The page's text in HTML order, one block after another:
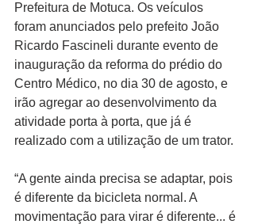
Prefeitura de Motuca. Os veículos
foram anunciados pelo prefeito João
Ricardo Fascineli durante evento de
inauguração da reforma do prédio do
Centro Médico, no dia 30 de agosto, e
irão agregar ao desenvolvimento da
atividade porta à porta, que já é
realizado com a utilização de um trator.
“A gente ainda precisa se adaptar, pois
é diferente da bicicleta normal. A
movimentação para virar é diferente... é